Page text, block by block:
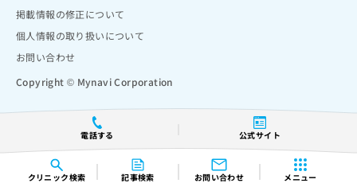
クリニック検索 記事検索 お問い合わせ メニュー
電話する 公式サイト
掲載情報の修正について
個人情報の取り扱いについて
お問い合わせ
Copyright © Mynavi Corporation